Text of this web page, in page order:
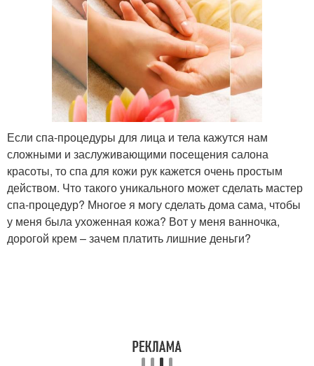
Если спа-процедуры для лица и тела кажутся нам
сложными и заслуживающими посещения салона
красоты, то спа для кожи рук кажется очень простым
действом. Что такого уникального может сделать мастер
спа-процедур? Многое я могу сделать дома сама, чтобы
у меня была ухоженная кожа? Вот у меня ванночка,
дорогой крем – зачем платить лишние деньги?